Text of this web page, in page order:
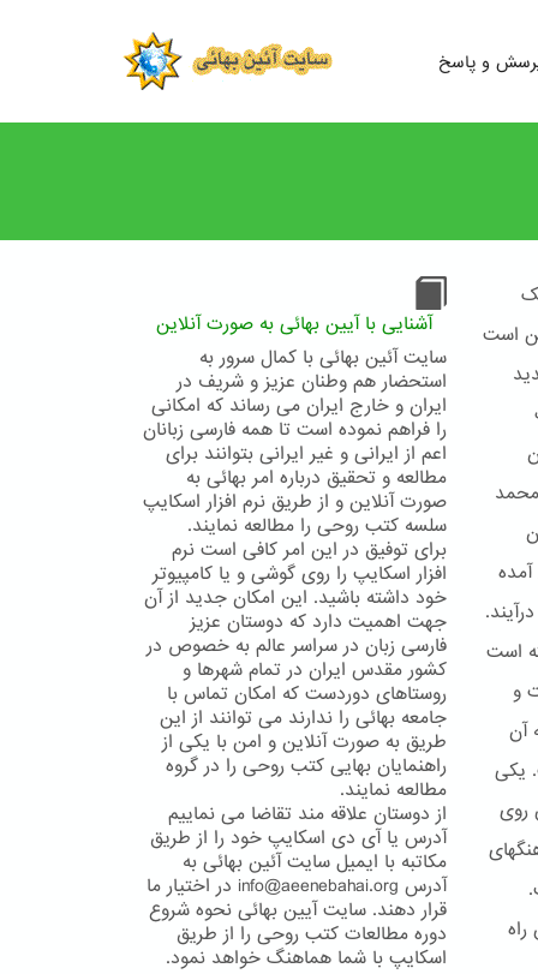
و پاسخ
است
است
و
آن
یکی
روی
و فرهنگهای
آشنایی با آیین بهائی به صورت آنلاین
سایت آئین بهائی با کمال سرور به
استحضار هم وطنان عزیز و شریف در
ایران و خارج ایران می رساند که امکانی
را فراهم نموده است تا همه فارسی زبانان
اعم از ایرانی و غیر ایرانی بتوانند برای
مطالعه و تحقیق درباره امر بهائی به
صورت آنلاین و از طریق نرم افزار اسکایپ
سلسه کتب روحی را مطالعه نمایند.
برای توفیق در این امر کافی است نرم
افزار اسکایپ را روی گوشی و یا کامپیوتر
خود داشته باشید. این امکان جدید از آن
جهت اهمیت دارد که دوستان عزیز
فارسی زبان در سراسر عالم به خصوص در
کشور مقدس ایران در تمام شهرها و
روستاهای دوردست که امکان تماس با
جامعه بهائی را ندارند می توانند از این
طریق به صورت آنلاین و امن با یکی از
راهنمایان بهایی کتب روحی را در گروه
مطالعه نمایند.
از دوستان علاقه مند تقاضا می نماییم
آدرس یا آی دی اسکایپ خود را از طریق
مکاتبه با ایمیل سایت آئین بهائی به
آدرس info@aeenebahai.org در اختیار ما
قرار دهند. سایت آیین بهائی نحوه شروع
دوره مطالعات کتب روحی را از طریق
اسکایپ با شما هماهنگ خواهد نمود.